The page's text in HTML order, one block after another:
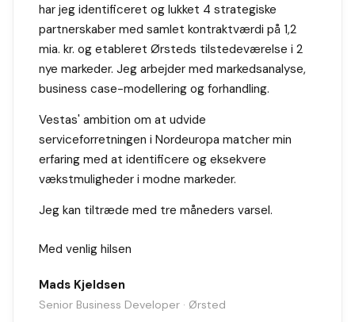
har jeg identificeret og lukket 4 strategiske
partnerskaber med samlet kontraktværdi på 1,2
mia. kr. og etableret Ørsteds tilstedeværelse i 2
nye markeder. Jeg arbejder med markedsanalyse,
business case-modellering og forhandling.
Vestas' ambition om at udvide
serviceforretningen i Nordeuropa matcher min
erfaring med at identificere og eksekvere
vækstmuligheder i modne markeder.
Jeg kan tiltræde med tre måneders varsel.
Med venlig hilsen
Mads Kjeldsen
Senior Business Developer · Ørsted